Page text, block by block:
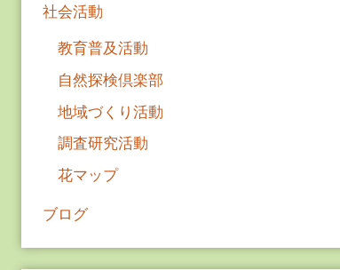
社会活動
教育普及活動
自然探検倶楽部
地域づくり活動
調査研究活動
花マップ
ブログ